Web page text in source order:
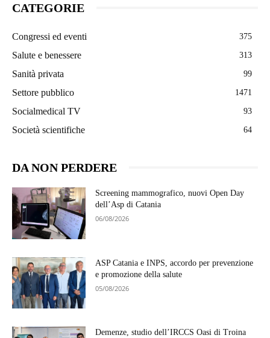
CATEGORIE
Congressi ed eventi 375
Salute e benessere 313
Sanità privata 99
Settore pubblico 1471
Socialmedical TV 93
Società scientifiche 64
DA NON PERDERE
Screening mammografico, nuovi Open Day
dell’Asp di Catania
06/08/2026
ASP Catania e INPS, accordo per prevenzione
e promozione della salute
05/08/2026
Demenze, studio dell’IRCCS Oasi di Troina